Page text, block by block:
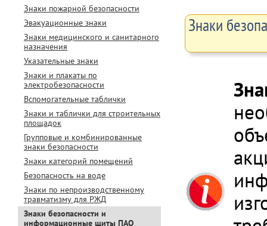
Знаки пожарной безопасности
Эвакуационные знаки
Знаки медицинского и санитарного
назначения
Указательные знаки
Знаки и плакаты по
электробезопасности
Вспомогательные таблички
Знаки и таблички для строительных
площадок
Групповые и комбинированные
знаки безопасности
Знаки категорий помещений
Безопасность на воде
Знаки по непроизводственному
травматизму для РЖД
Знаки безопасности и
информационные щиты ПАО
Знаки